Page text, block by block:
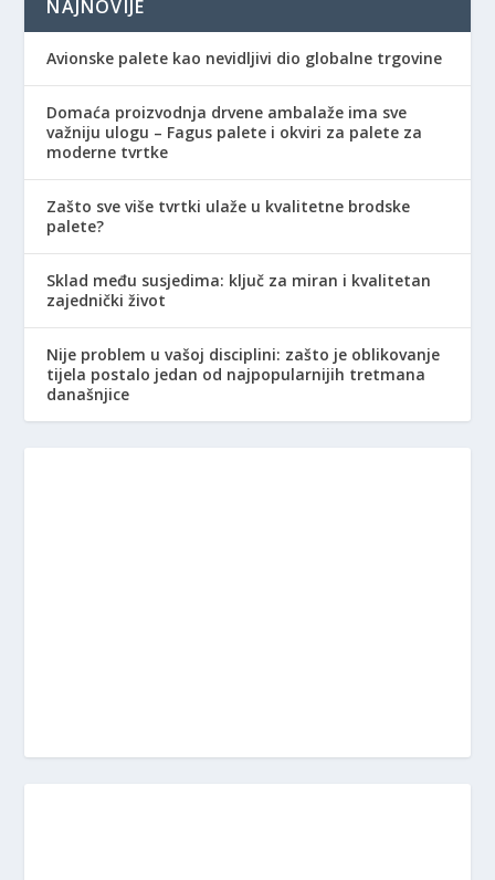
NAJNOVIJE
Avionske palete kao nevidljivi dio globalne trgovine
Domaća proizvodnja drvene ambalaže ima sve
važniju ulogu – Fagus palete i okviri za palete za
moderne tvrtke
Zašto sve više tvrtki ulaže u kvalitetne brodske
palete?
Sklad među susjedima: ključ za miran i kvalitetan
zajednički život
Nije problem u vašoj disciplini: zašto je oblikovanje
tijela postalo jedan od najpopularnijih tretmana
današnjice